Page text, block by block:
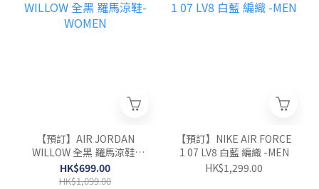
【預訂】AIR JORDAN
WILLOW 全黑 羅馬涼鞋-
WOMEN
HK$699.00
HK$1,099.00
【預訂】NIKE AIR FORCE
1 07 LV8 白藍 編織 -MEN
HK$1,299.00